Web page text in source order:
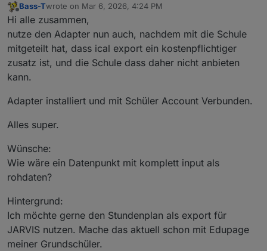
Offline
Bass-Twrote on Mar 6, 2026, 4:24 PM
last edited by
Hi alle zusammen,
nutze den Adapter nun auch, nachdem mit die Schule
mitgeteilt hat, dass ical export ein kostenpflichtiger
zusatz ist, und die Schule dass daher nicht anbieten
kann.
Adapter installiert und mit Schüler Account Verbunden.
Alles super.
Wünsche:
Wie wäre ein Datenpunkt mit komplett input als
rohdaten?
Hintergrund:
Ich möchte gerne den Stundenplan als export für
JARVIS nutzen. Mache das aktuell schon mit Edupage
meiner Grundschüler.